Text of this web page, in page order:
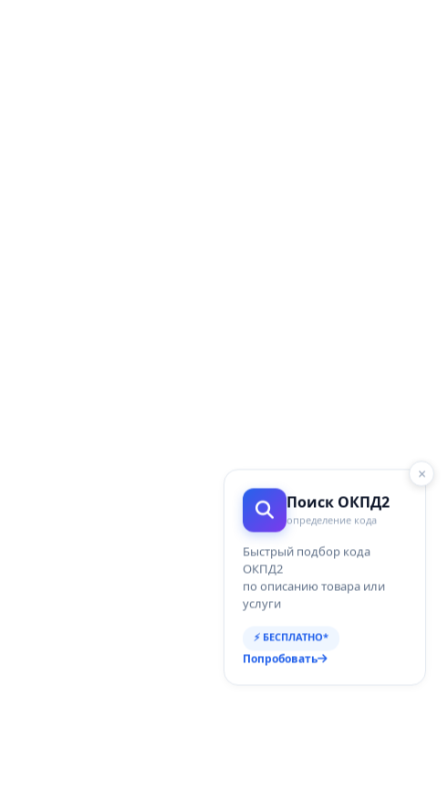
×
Поиск ОКПД2
определение кода
Быстрый подбор кода
ОКПД2
по описанию товара или
услуги
⚡ БЕСПЛАТНО*
Попробовать